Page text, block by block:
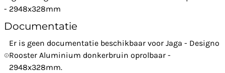
- 2948x328mm
Documentatie
Er is geen documentatie beschikbaar voor Jaga - Designo
Rooster Aluminium donkerbruin oprolbaar -
2948x328mm.